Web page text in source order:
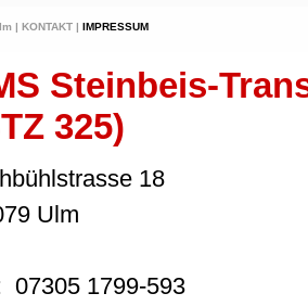
| KONTAKT | IMPRESSUM
Steinbeis-
325)
18
Ulm
07305 1799-593